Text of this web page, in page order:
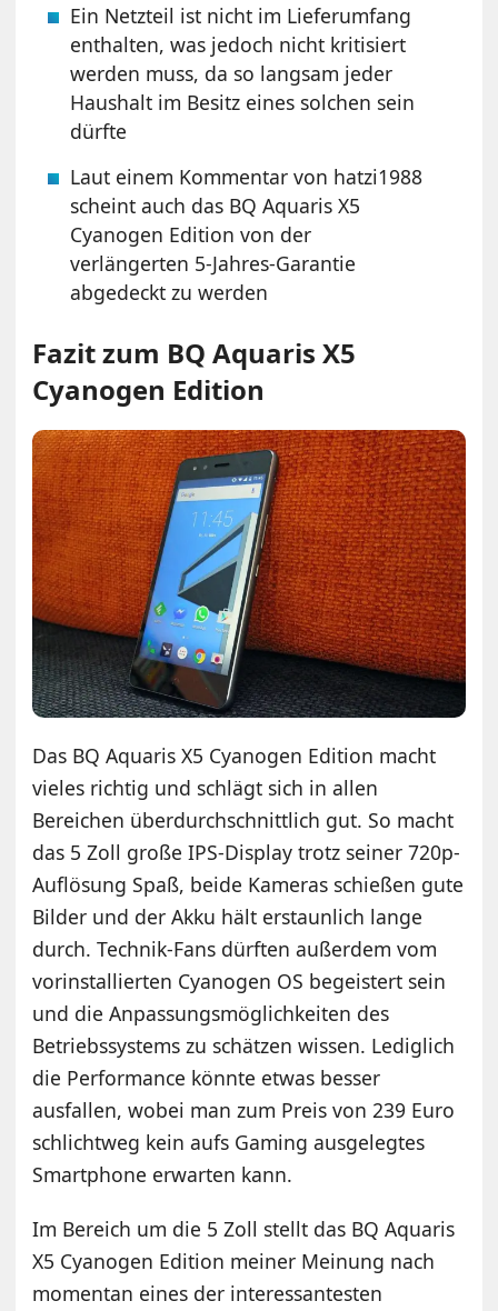
Ein Netzteil ist nicht im Lieferumfang
enthalten, was jedoch nicht kritisiert
werden muss, da so langsam jeder
Haushalt im Besitz eines solchen sein
dürfte
Laut einem Kommentar von hatzi1988
scheint auch das BQ Aquaris X5
Cyanogen Edition von der
verlängerten 5-Jahres-Garantie
abgedeckt zu werden
Fazit zum BQ Aquaris X5
Cyanogen Edition
Das BQ Aquaris X5 Cyanogen Edition macht
vieles richtig und schlägt sich in allen
Bereichen überdurchschnittlich gut. So macht
das 5 Zoll große IPS-Display trotz seiner 720p-
Auflösung Spaß, beide Kameras schießen gute
Bilder und der Akku hält erstaunlich lange
durch. Technik-Fans dürften außerdem vom
vorinstallierten Cyanogen OS begeistert sein
und die Anpassungsmöglichkeiten des
Betriebssystems zu schätzen wissen. Lediglich
die Performance könnte etwas besser
ausfallen, wobei man zum Preis von 239 Euro
schlichtweg kein aufs Gaming ausgelegtes
Smartphone erwarten kann.
Im Bereich um die 5 Zoll stellt das BQ Aquaris
X5 Cyanogen Edition meiner Meinung nach
momentan eines der interessantesten